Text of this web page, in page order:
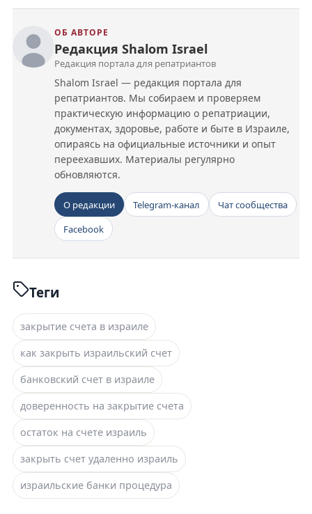
ОБ АВТОРЕ
Редакция Shalom Israel
Редакция портала для репатриантов
Shalom Israel — редакция портала для
репатриантов. Мы собираем и проверяем
практическую информацию о репатриации,
документах, здоровье, работе и быте в Израиле,
опираясь на официальные источники и опыт
переехавших. Материалы регулярно
обновляются.
О редакции Telegram-канал
Чат сообщества
Facebook
Теги
закрытие счета в израиле
как закрыть израильский счет
банковский счет в израиле
доверенность на закрытие счета
остаток на счете израиль
закрыть счет удаленно израиль
израильские банки процедура